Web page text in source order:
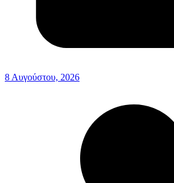
8 Αυγούστου, 2026